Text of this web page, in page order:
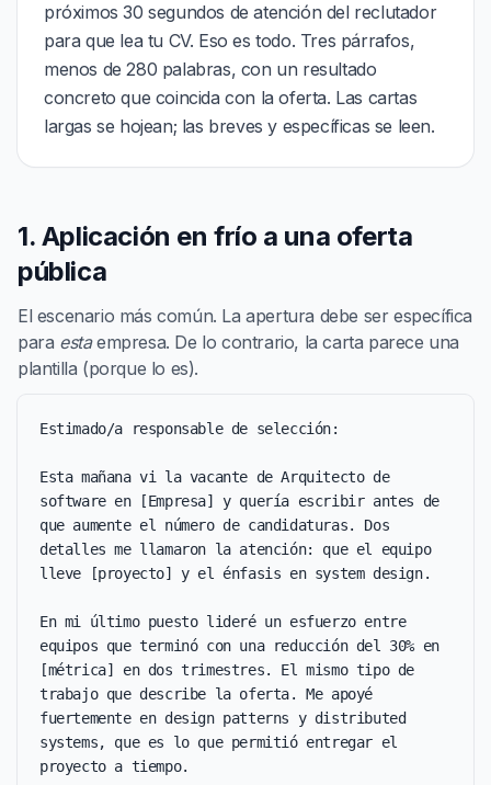
próximos 30 segundos de atención del reclutador
para que lea tu CV. Eso es todo. Tres párrafos,
menos de 280 palabras, con un resultado
concreto que coincida con la oferta. Las cartas
largas se hojean; las breves y específicas se leen.
1. Aplicación en frío a una oferta
pública
El escenario más común. La apertura debe ser específica
para estaempresa. De lo contrario, la carta parece una
plantilla (porque lo es).
Estimado/a responsable de selección:
Esta mañana vi la vacante de Arquitecto de
software en [Empresa] y quería escribir antes de
que aumente el número de candidaturas. Dos
detalles me llamaron la atención: que el equipo
lleve [proyecto] y el énfasis en system design.
En mi último puesto lideré un esfuerzo entre
equipos que terminó con una reducción del 30% en
[métrica] en dos trimestres. El mismo tipo de
trabajo que describe la oferta. Me apoyé
fuertemente en design patterns y distributed
systems, que es lo que permitió entregar el
proyecto a tiempo.